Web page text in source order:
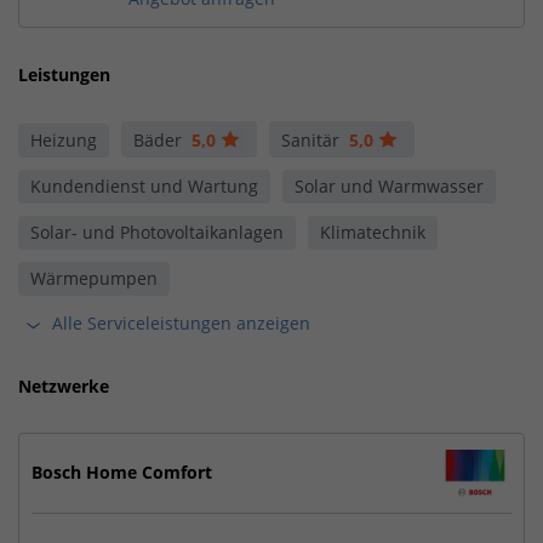
Leistungen
Heizung Bäder 5,0 Sanitär 5,0
Kundendienst und Wartung
Solar und Warmwasser
Solar- und Photovoltaikanlagen
Klimatechnik
Wärmepumpen
Alle Serviceleistungen anzeigen
Netzwerke
Bosch Home Comfort